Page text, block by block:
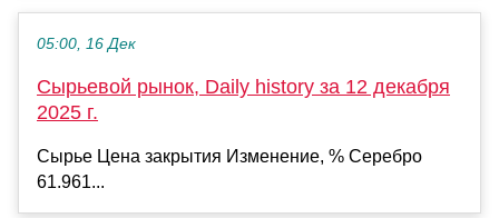
05:00, 16 Дек
Сырьевой рынок, Daily history за 12 декабря
2025 г.
Сырье Цена закрытия Изменение, % Серебро
61.961...